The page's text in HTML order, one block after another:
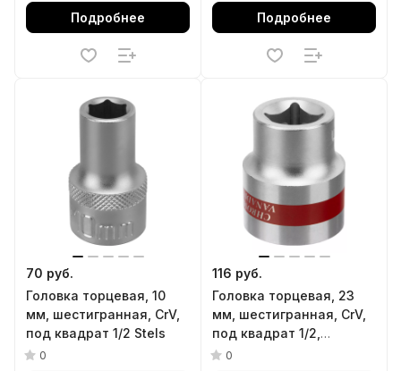
Подробнее Подробнее
70 руб.
Головка торцевая, 10
мм, шестигранная, CrV,
под квадрат 1/2 Stels
0
116 руб.
Головка торцевая, 23
мм, шестигранная, CrV,
под квадрат 1/2,
хромированная Matrix
0